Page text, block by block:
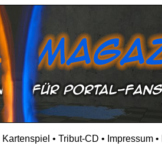
Kartenspiel • Tribut-CD • Impressum•